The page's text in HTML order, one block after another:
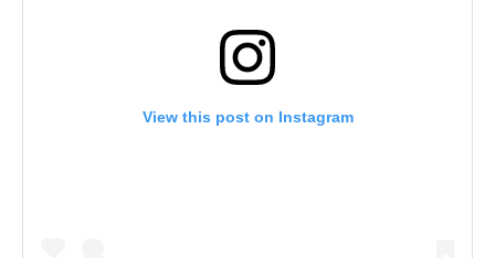
View this post on Instagram